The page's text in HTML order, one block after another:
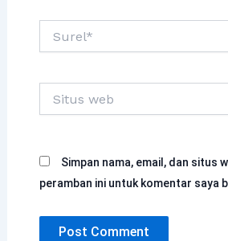
web
Simpan nama, email, dan situs
peramban ini untuk komentar saya